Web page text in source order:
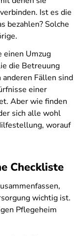
Ist es die
bezahlen? Solche
einen Umzug
die Betreuung
Fällen sind
einer
Aber wie finden
sich alle wohl
worauf
Checkliste
wichtig ist.
Pflegeheim